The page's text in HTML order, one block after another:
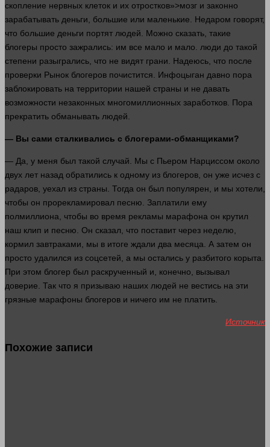
скопление нервных клеток и их отростков»>мозг и законно
зарабатывать деньги , большие или маленькие. Недаром говорят,
что большие деньги портят людей . Можно сказать , такие
блогеры просто зажрались: им все мало и мало. люди до такой
степени разыгрались, что не видят грани. Надеюсь, что после
проверки Рынок блогеров почистится. Инфоцыган давно пора
заблокировать на территории нашей страны и не давать
возможности незаконных многомиллионных заработков. Пора
прекратить обманывать людей
— Вы сами сталкивались с блогерами-обманщиками?
— Да, у меня был такой случай. Мы с Пьером Нарциссом около
двух лет назад обратились к одному из блогеров, он уже исчез с
радаров, уехал из страны . Тогда он был популярен, и мы хотели
чтобы он прорекламировал песню. Заплатили ему
полмиллиона, чтобы во время рекламы марафона он крутил
наш клип и песню. Он сказал , что поставит через неделю,
кормил завтраками, мы в итоге ждали два месяца. А затем он
просто удалился из соцсетей, а мы остались у разбитого корыта.
При этом блогер был раскрученный и, конечно, вызывал
доверие. Так что я призываю наших людей не вестись на эти
грязные марафоны блогеров и ничего им не платить.
Источник
Похожие записи